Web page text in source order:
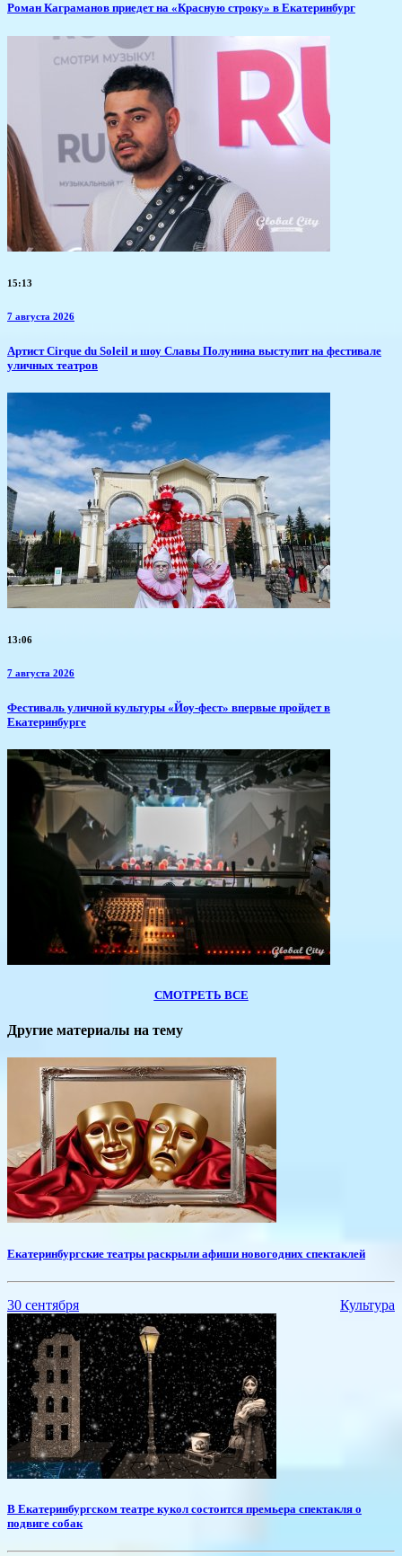
​Роман Каграманов приедет на «Красную строку» в Екатеринбург
15:13
7 августа 2026
Артист Cirque du Soleil и шоу Славы Полунина выступит на фестивале
уличных театров
13:06
7 августа 2026
​Фестиваль уличной культуры «Йоу-фест» впервые пройдет в
Екатеринбурге
СМОТРЕТЬ ВСЕ
Другие материалы на тему
​Екатеринбургские театры раскрыли афиши новогодних спектаклей
30 сентября Культура
​В Екатеринбургском театре кукол состоится премьера спектакля о
подвиге собак